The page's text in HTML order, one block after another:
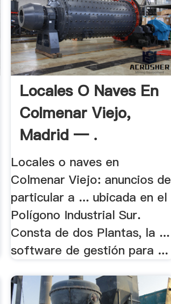
Locales O Naves En
Colmenar Viejo,
Madrid — .
Locales o naves en
Colmenar Viejo: anuncios de
particular a ... ubicada en el
Polígono Industrial Sur.
Consta de dos Plantas, la ...
software de gestión para ...